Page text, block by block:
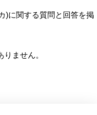
)に関する質問と回答を掲
ません。